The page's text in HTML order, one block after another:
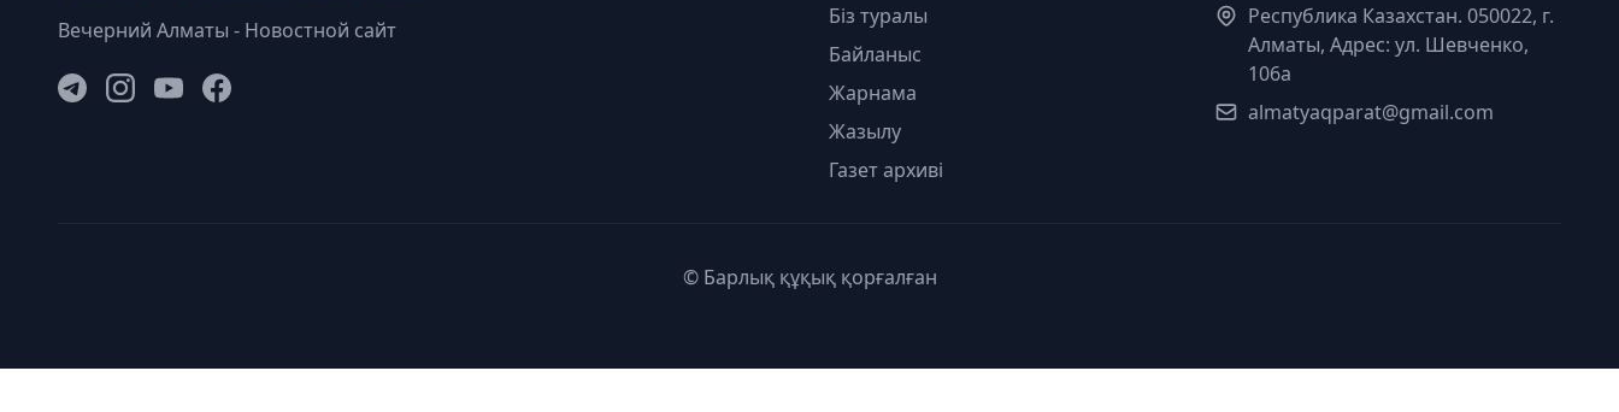
Вечерний Алматы - Новостной сайт
Біз туралы
Байланыс
Жарнама
Жазылу
Газет архиві
Республика Казахстан. 050022, г.
Алматы, Адрес: ул. Шевченко,
106а
almatyaqparat@gmail.com
© Барлық құқық қорғалған